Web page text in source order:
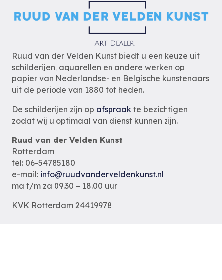
Ruud van der Velden Kunst biedt u een keuze uit
schilderijen, aquarellen en andere werken op
papier van Nederlandse- en Belgische kunstenaars
uit de periode van 1880 tot heden.
De schilderijen zijn op afspraak te bezichtigen
zodat wij u optimaal van dienst kunnen zijn.
Ruud van der Velden Kunst
Rotterdam
tel: 06-54785180
e-mail: info@ruudvanderveldenkunst.nl
ma t/m za 09.30 – 18.00 uur
KVK Rotterdam 24419978